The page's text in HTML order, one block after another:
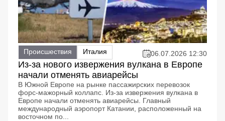
Происшествия Италия 06.07.2026 12:30
Из-за нового извержения вулкана в Европе
начали отменять авиарейсы
В Южной Европе на рынке пассажирских перевозок
форс-мажорный коллапс. Из-за извержения вулкана в
Европе начали отменять авиарейсы. Главный
международный аэропорт Катании, расположенный на
восточном по...